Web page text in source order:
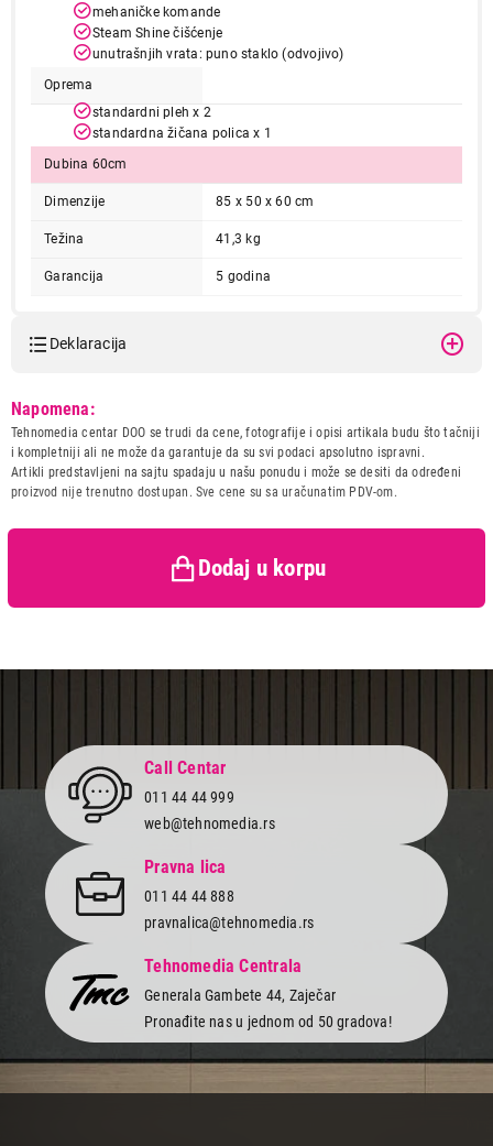
mehaničke komande
Steam Shine čišćenje
unutrašnjih vrata: puno staklo (odvojivo)
Oprema
standardni pleh x 2
standardna žičana polica x 1
Dubina 60cm
Dimenzije 85 x 50 x 60 cm
Težina 41,3 kg
Garancija 5 godina
Deklaracija
Naziv i vrsta robe:
SPORET
Uvoznik:
Beko Balkans d.o.o. , Beko
Balkans
Zemlja porekla:
Turska
Prava potrošača:
Zagarantovana sva prava
zaštiti potrošača
Napomena:
Tehnomedia centar DOO se trudi da cene, fotografije i opisi artikala budu što tačniji
i kompletniji ali ne može da garantuje da su svi podaci apsolutno ispravni.
Artikli predstavljeni na sajtu spadaju u našu ponudu i može se desiti da određeni
proizvod nije trenutno dostupan. Sve cene su sa uračunatim PDV-om.
Dodaj u korpu
38.999,00
ŠPORETI
BEKO FSE 57110 GW
Proizvod je dodat u korpu.
Ukupno u korpi: 0,00
Call Centar
011 44 44 999
web@tehnomedia.rs
Pravna lica
011 44 44 888
pravnalica@tehnomedia.rs
Tehnomedia Centrala
Generala Gambete 44, Zaječar
Pronađite nas u jednom od 50 gradova!